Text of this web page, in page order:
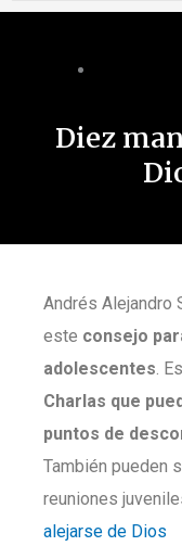
Diez
Andrés Alejandro
este consejo
adolescentes.
Charlas que
puntos de
También pueden
reuniones
alejarse de Dios